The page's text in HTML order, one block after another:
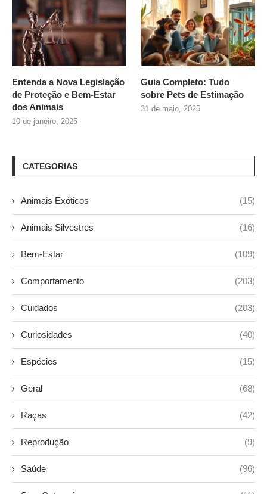
Entenda a Nova Legislação
de Proteção e Bem-Estar
dos Animais
10 de janeiro, 2025
Guia Completo: Tudo
sobre Pets de Estimação
31 de maio, 2025
CATEGORIAS
Animais Exóticos (15)
Animais Silvestres (16)
Bem-Estar (109)
Comportamento (203)
Cuidados (203)
Curiosidades (40)
Espécies (15)
Geral (68)
Raças (42)
Reprodução (9)
Saúde (96)